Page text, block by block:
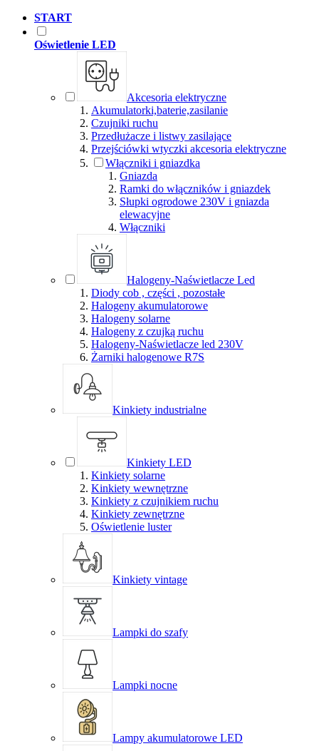
START
Oświetlenie LED
Akcesoria elektryczne
Akumulatorki,baterie,zasilanie
Czujniki ruchu
Przedłużacze i listwy zasilające
Przejściówki wtyczki akcesoria elektryczne
Włączniki i gniazdka
Gniazda
Ramki do włączników i gniazdek
Słupki ogrodowe 230V i gniazda
elewacyjne
Włączniki
Halogeny-Naświetlacze Led
Diody cob , części , pozostałe
Halogeny akumulatorowe
Halogeny solarne
Halogeny z czujką ruchu
Halogeny-Naświetlacze led 230V
Żarniki halogenowe R7S
Kinkiety industrialne
Kinkiety LED
Kinkiety solarne
Kinkiety wewnętrzne
Kinkiety z czujnikiem ruchu
Kinkiety zewnętrzne
Oświetlenie luster
Kinkiety vintage
Lampki do szafy
Lampki nocne
Lampy akumulatorowe LED